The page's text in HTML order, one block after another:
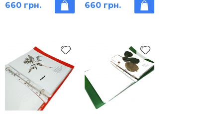
660 грн.
660 грн.